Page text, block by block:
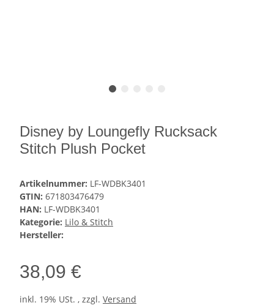
Disney by Loungefly Rucksack
Stitch Plush Pocket
Artikelnummer: LF-WDBK3401
GTIN: 671803476479
HAN: LF-WDBK3401
Kategorie: Lilo & Stitch
Hersteller:
38,09 €
inkl. 19% USt. , zzgl. Versand